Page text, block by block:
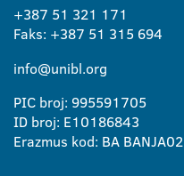
+387 51 321 171
Faks: +387 51 315 694
info@unibl.org
PIC broj: 995591705
ID broj: E10186843
Erazmus kod: BA BANJA02